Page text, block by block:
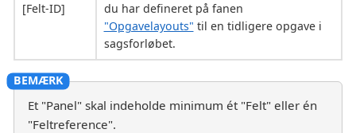
[Felt-ID]
du har defineret på fanen
"Opgavelayouts" til en tidligere opgave i
sagsforløbet.
Et "Panel" skal indeholde minimum ét "Felt" eller én
"Feltreference".